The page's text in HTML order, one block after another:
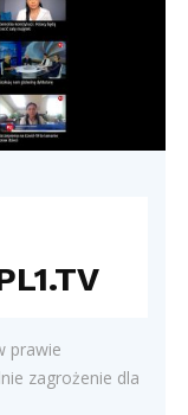
prawie
zagrożenie dla